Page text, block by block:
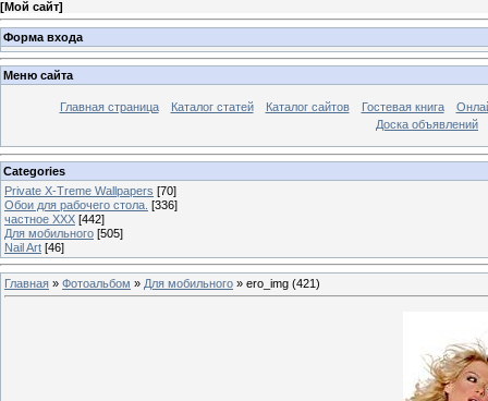
[Мой сайт]
Форма входа
Меню сайта
Главная страница Каталог статей Каталог сайтов Гостевая книга
Доска объявлений
Categories
Private X-Treme Wallpapers [70]
Обои для рабочего стола. [336]
частное ХХХ [442]
Для мобильного [505]
Nail Art [46]
Главная » Фотоальбом » Для мобильного » ero_img (421)